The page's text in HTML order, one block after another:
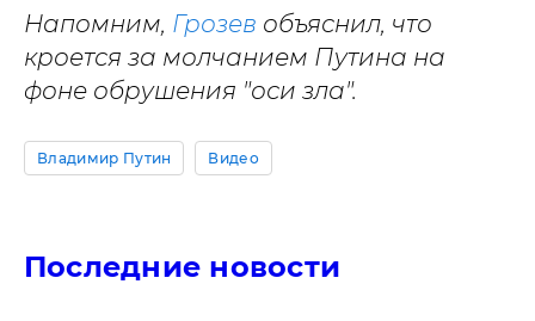
Напомним, Грозев объяснил, что
кроется за молчанием Путина на
фоне обрушения "оси зла".
Владимир Путин Видео
Последние новости